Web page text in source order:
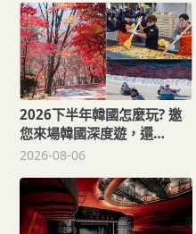
2026下半年韓國怎麼玩? 邀
您來場韓國深度遊，還
「遊」好康！
2026-08-06